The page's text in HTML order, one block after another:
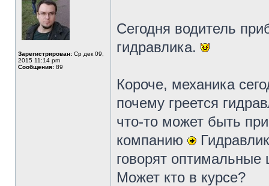
Зарегистрирован: Ср дек 09,
2015 11:14 pm
Сообщения: 89
Сегодня водитель
гидравлика.
Короче, механика
почему греется
что-то может быть
компанию
говорят
Может кто в курсе?